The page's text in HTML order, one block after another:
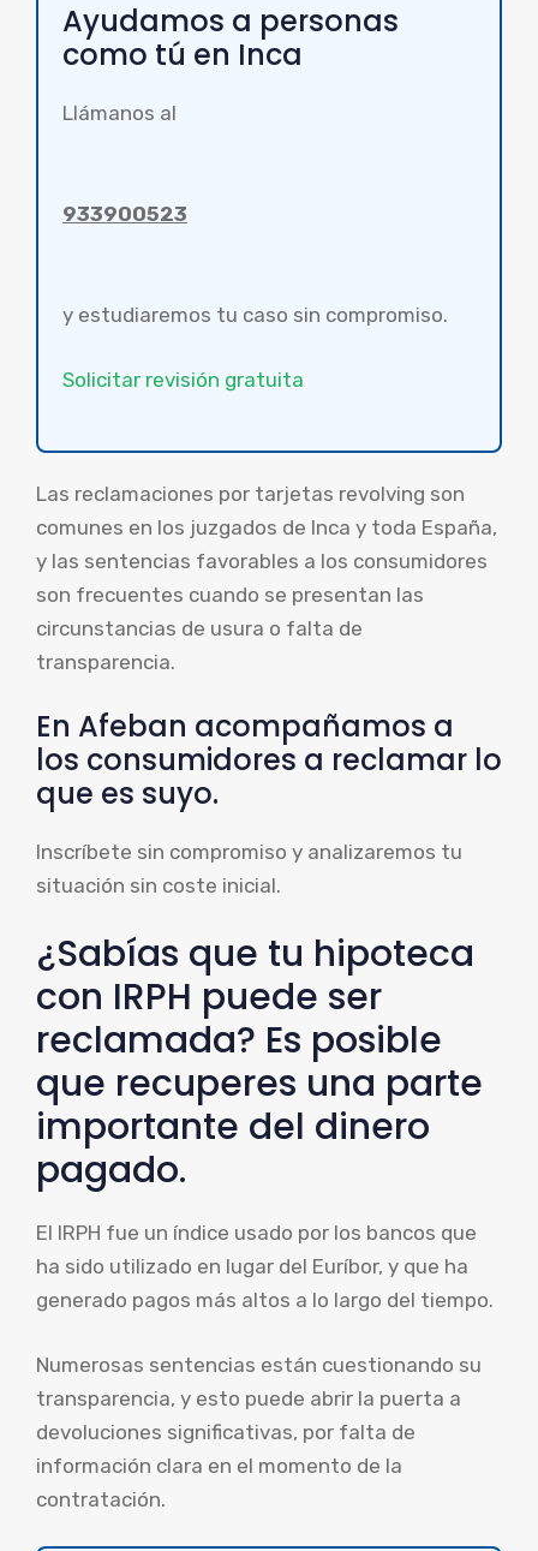
Ayudamos a personas
como tú en Inca
Llámanos al
933900523
y estudiaremos tu caso sin compromiso.
Solicitar revisión gratuita
Las reclamaciones por tarjetas revolving son
comunes en los juzgados de Inca y toda España,
y las sentencias favorables a los consumidores
son frecuentes cuando se presentan las
circunstancias de usura o falta de
transparencia.
En Afeban acompañamos a
los consumidores a reclamar lo
que es suyo.
Inscríbete sin compromiso y analizaremos tu
situación sin coste inicial.
¿Sabías que tu hipoteca
con IRPH puede ser
reclamada? Es posible
que recuperes una parte
importante del dinero
pagado.
El IRPH fue un índice usado por los bancos que
ha sido utilizado en lugar del Euríbor, y que ha
generado pagos más altos a lo largo del tiempo.
Numerosas sentencias están cuestionando su
transparencia, y esto puede abrir la puerta a
devoluciones significativas, por falta de
información clara en el momento de la
contratación.